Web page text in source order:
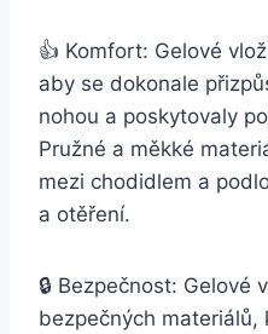
👍 Komfort: Gelové
aby se dokonale
nohou a poskytovaly
Pružné a měkké⁣
mezi chodidlem⁤ a‍
a otěření.
🔒 Bezpečnost:⁢ Gelové
bezpečných materiálů,